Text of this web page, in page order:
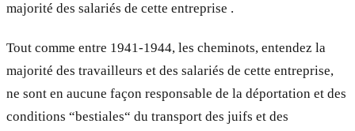
majorité des salariés de cette entreprise .
Tout comme entre 1941-1944, les cheminots, entendez la
majorité des travailleurs et des salariés de cette entreprise,
ne sont en aucune façon responsable de la déportation et des
conditions “bestiales“ du transport des juifs et des